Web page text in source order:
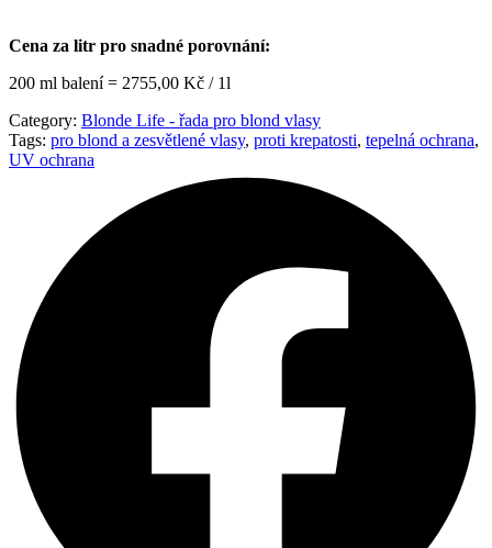
Cena za litr pro snadné porovnání:
200 ml balení = 2755,00 Kč / 1l
Category: Blonde Life - řada pro blond vlasy
Tags: pro blond a zesvětlené vlasy, proti krepatosti, tepelná ochrana,
UV ochrana